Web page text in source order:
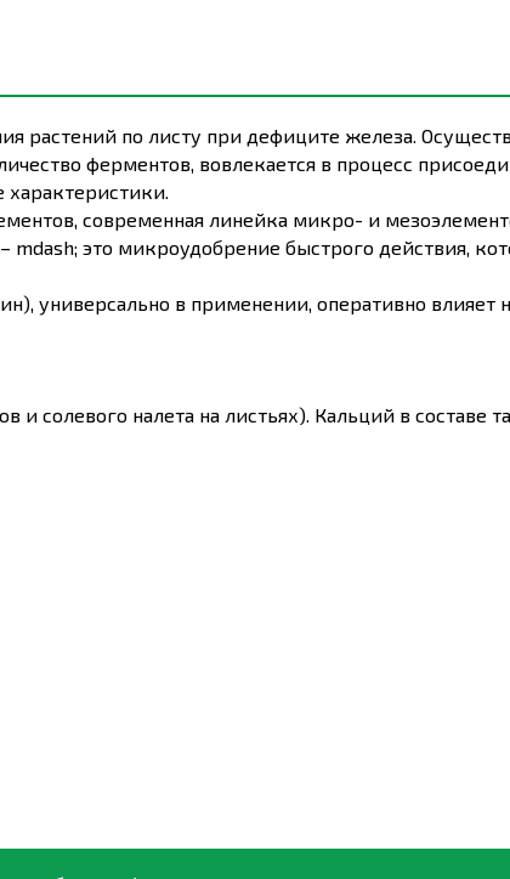
растений по листу при дефиците железа.
ферментов, вовлекается в процесс
характеристики.
современная линейка микро- и
mdash; это микроудобрение быстрого действия,
универсально в применении, оперативно влияет
и солевого налета на листьях). Кальций в составе
норму расхода; Сухая форма удобрений хорошо
поглощается из растений.